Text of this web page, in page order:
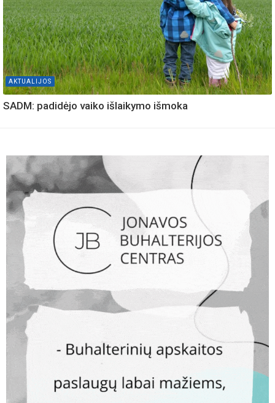
AKTUALIJOS
SADM: padidėjo vaiko išlaikymo išmoka